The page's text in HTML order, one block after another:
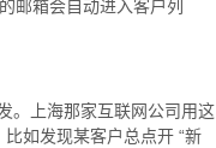
邮箱会自动进入客户列
。上海那家互联网公司用这
如发现某客户总点开 “新